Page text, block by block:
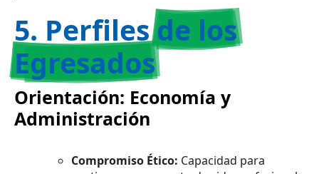
5. Perfiles de los
Egresados
Orientación: Economía y
Administración
Compromiso Ético: Capacidad para